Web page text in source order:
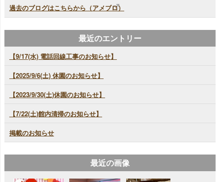
過去のブログはこちらから（アメブロ）
最近のエントリー
【9/17(水) 電話回線工事のお知らせ】
【2025/9/6(土) 休園のお知らせ】
【2023/9/30(土)休園のお知らせ】
【7/22(土)館内清掃のお知らせ】
掲載のお知らせ
最近の画像